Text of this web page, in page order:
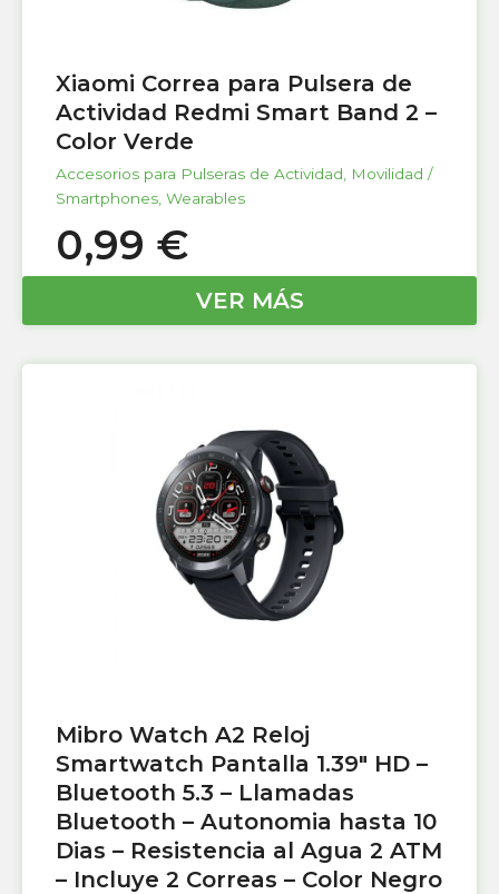
Xiaomi Correa para Pulsera de
Actividad Redmi Smart Band 2 –
Color Verde
Accesorios para Pulseras de Actividad
Movilidad /
Smartphones Wearables
0,99 €
VER MÁS
Mibro Watch A2 Reloj
Smartwatch Pantalla 1.39″ HD –
Bluetooth 5.3 – Llamadas
Bluetooth – Autonomia hasta 10
Dias – Resistencia al Agua 2 ATM
– Incluye 2 Correas – Color Negro